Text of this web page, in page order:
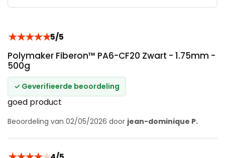
★★★★★5/5
Polymaker Fiberon™ PA6-CF20 Zwart - 1.75mm -
500g
✓ Geverifieerde beoordeling
goed product
Beoordeling van 02/05/2026 door jean-dominique P.